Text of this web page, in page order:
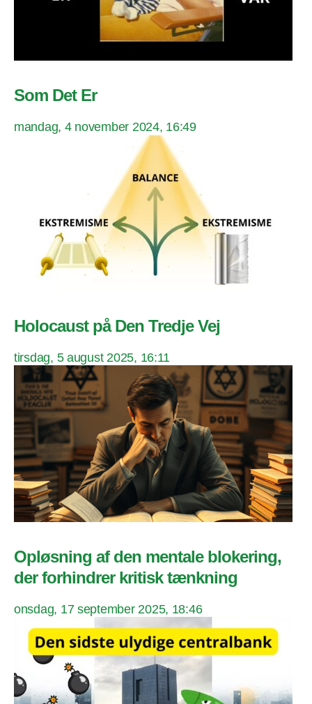
Som Det Er
mandag, 4 november 2024, 16:49
Holocaust på Den Tredje Vej
tirsdag, 5 august 2025, 16:11
Opløsning af den mentale blokering,
der forhindrer kritisk tænkning
onsdag, 17 september 2025, 18:46